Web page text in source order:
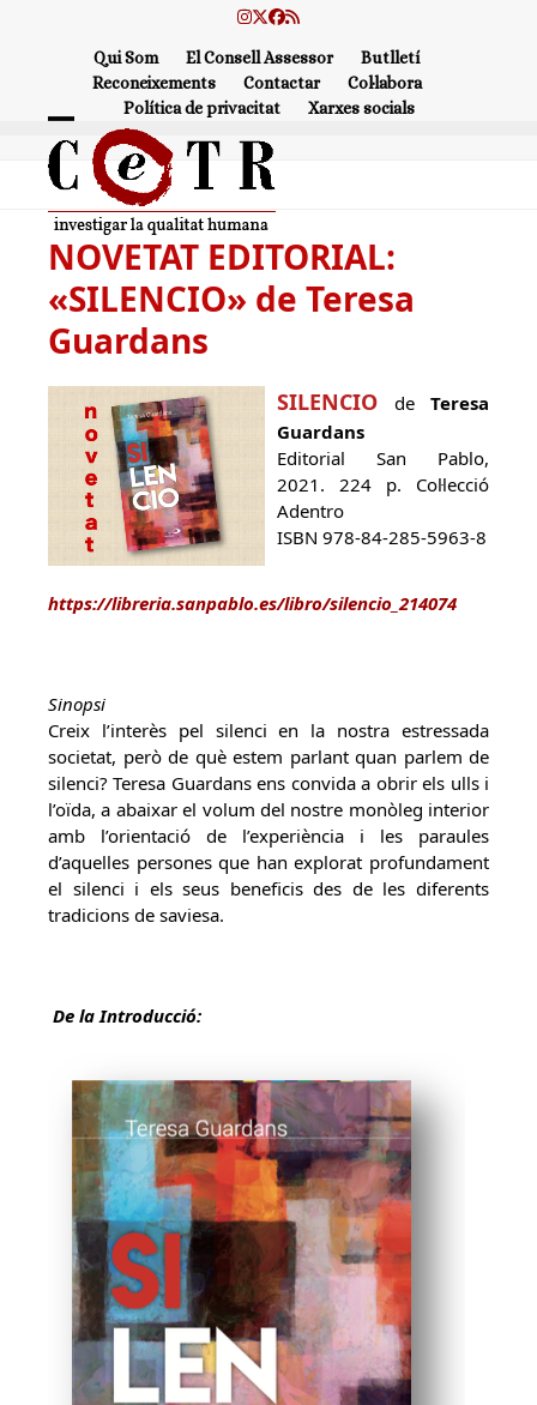
Instagram
Twitter
Facebook
RSS
Qui Som El Consell Assessor
Butlletí
Reconeixements
Contactar
Col·labora
Política de privacitat
Xarxes socials
Open
mobile
menu
Close
mobile
menu
NOVETAT EDITORIAL:
«SILENCIO» de Teresa
Guardans
SILENCIO de Teresa
Guardans
Editorial San Pablo,
2021. 224 p. Col·lecció
Adentro
ISBN 978-84-285-5963-8
https://libreria.sanpablo.es/libro/silencio_214074
Sinopsi
Creix l’interès pel silenci en la nostra estressada
societat, però de què estem parlant quan parlem de
silenci? Teresa Guardans ens convida a obrir els ulls i
l’oïda, a abaixar el volum del nostre monòleg interior
amb l’orientació de l’experiència i les paraules
d’aquelles persones que han explorat profundament
el silenci i els seus beneficis des de les diferents
tradicions de saviesa.
De la Introducció: